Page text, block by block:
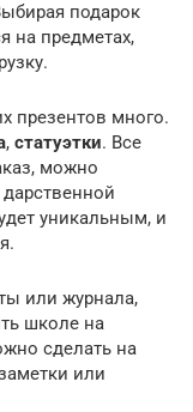
подарок
на предметах,
презентов много.
, статуэтки. Все
можно
уникальным, и
или журнала,
школе на
сделать на
или